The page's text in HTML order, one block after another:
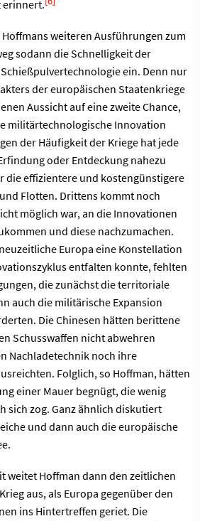
erinnert.
weiteren Ausführungen zum
sodann die Schnelligkeit der
ein. Denn nur
der europäischen Staatenkriege
Aussicht auf eine zweite Chance,
militärtechnologische Innovation
der Häufigkeit der Kriege hat jede
oder Entdeckung nahezu
die effizientere und kostengünstigere
Flotten. Drittens kommt noch
möglich war, an die Innovationen
und diese nachzumachen.
Europa eine Konstellation
entfalten konnte, fehlten
die zunächst die territoriale
auch die militärische Expansion
Die Chinesen hätten berittene
Schusswaffen nicht abwehren
Nachladetechnik noch ihre
Folglich, so Hoffman, hätten
einer Mauer begnügt, die wenig
sich zog. Ganz ähnlich diskutiert
und dann auch die europäische
weitet Hoffman dann den zeitlichen
aus, als Europa gegenüber den
ins Hintertreffen geriet. Die